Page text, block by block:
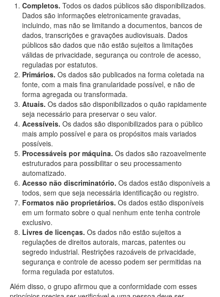
Completos. Todos os dados públicos são disponibilizados.
Dados são informações eletronicamente gravadas,
incluindo, mas não se limitando a documentos, bancos de
dados, transcrições e gravações audiovisuais. Dados
públicos são dados que não estão sujeitos a limitações
válidas de privacidade, segurança ou controle de acesso,
reguladas por estatutos.
Primários. Os dados são publicados na forma coletada na
fonte, com a mais fina granularidade possível, e não de
forma agregada ou transformada.
Atuais. Os dados são disponibilizados o quão rapidamente
seja necessário para preservar o seu valor.
Acessíveis. Os dados são disponibilizados para o público
mais amplo possível e para os propósitos mais variados
possíveis.
Processáveis por máquina. Os dados são razoavelmente
estruturados para possibilitar o seu processamento
automatizado.
Acesso não discriminatório. Os dados estão disponíveis a
todos, sem que seja necessária identificação ou registro.
Formatos não proprietários. Os dados estão disponíveis
em um formato sobre o qual nenhum ente tenha controle
exclusivo.
Livres de licenças. Os dados não estão sujeitos a
regulações de direitos autorais, marcas, patentes ou
segredo industrial. Restrições razoáveis de privacidade,
segurança e controle de acesso podem ser permitidas na
forma regulada por estatutos.
Além disso, o grupo afirmou que a conformidade com esses